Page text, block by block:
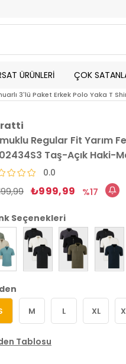
ÜRÜNLERİ ÇOK
3'lü Paket Erkek Polo Yaka T
Regular Fit Yarım
Taş-Açık Haki-
0.0
₺999,99 17
Seçenekleri
M L XL
Tablosu